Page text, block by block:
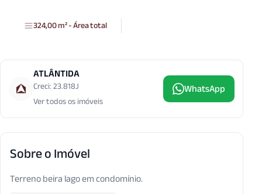
324,00 m² - Área total
ATLÂNTIDA
Creci: 23.818J
Ver todos os imóveis
WhatsApp
Sobre o Imóvel
Terreno beira lago em condomínio.